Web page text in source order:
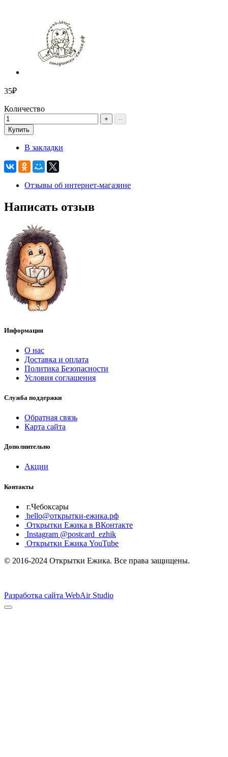
35₽
Количество
+
–
Купить
В закладки
Отзывы об интернет-магазине
Написать отзыв
Информация
О нас
Доставка и оплата
Политика Безопасности
Условия соглашения
Служба поддержки
Обратная связь
Карта сайта
Дополнительно
Акции
Контакты
г.Чебоксары
hello@открытки-ежика.рф
Открытки Ежика в ВКонтакте
Instagram @postcard_ezhik
Открытки Ежика YouTube
© 2016-2024 Открытки Ежика. Все права защищены.
Разработка сайта WebAir Studio